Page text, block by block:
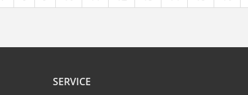
SERVICE